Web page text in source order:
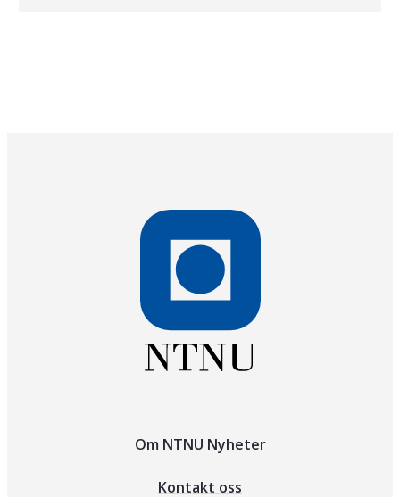
Om NTNU Nyheter
Kontakt oss